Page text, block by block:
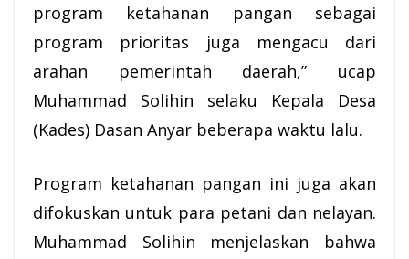
program ketahanan pangan sebagai
program prioritas juga mengacu dari
arahan pemerintah daerah,” ucap
Muhammad Solihin selaku Kepala Desa
(Kades) Dasan Anyar beberapa waktu lalu.
Program ketahanan pangan ini juga akan
difokuskan untuk para petani dan nelayan.
Muhammad Solihin menjelaskan bahwa